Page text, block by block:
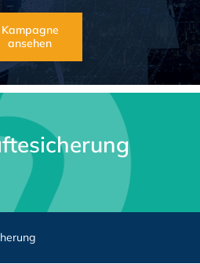
Kampagne
ansehen